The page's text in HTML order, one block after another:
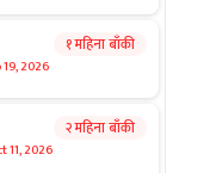
19, 2026
१ महिना बाँकी
11, 2026
२ महिना बाँकी